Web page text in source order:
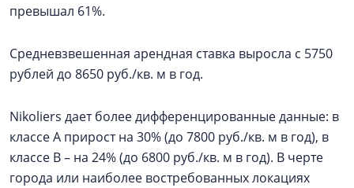
превышал 61%.
Средневзвешенная арендная ставка выросла с 5750
рублей до 8650 руб./кв. м в год.
Nikoliers дает более дифференцированные данные: в
классе А прирост на 30% (до 7800 руб./кв. м в год), в
классе В – на 24% (до 6800 руб./кв. м в год). В черте
города или наиболее востребованных локациях